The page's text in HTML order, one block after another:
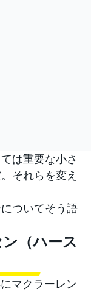
は重要な小さ
それらを変え
ついてそう語
（ハース
マクラーレン